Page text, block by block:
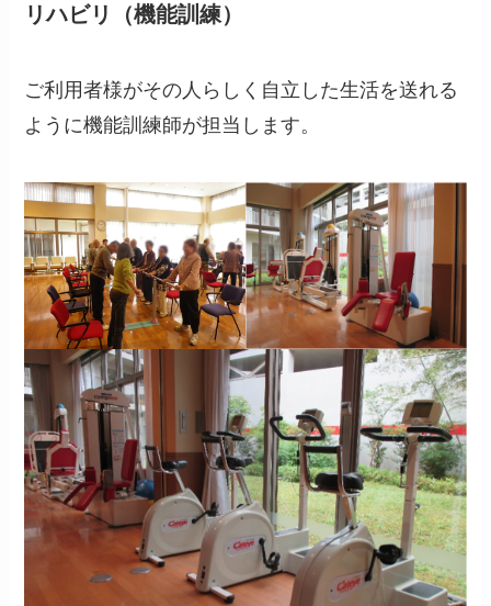
リハビリ（機能訓練）
ご利用者様がその人らしく自立した生活を送れる
ように機能訓練師が担当します。